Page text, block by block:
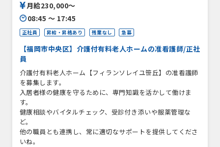
月給230,000〜
08:45 〜 17:45
正社員 昇給・昇格あり 残業なし 急募
【福岡市中央区】介護付有料老人ホームの准看護師/正社
員
介護付有料老人ホーム【フィランソレイユ笹丘】の准看護師
を募集します。
入居者様の健康を守るために、専門知識を活かして働けま
す。
健康相談やバイタルチェック、受診付き添いや服薬管理な
ど。
他の職員とも連携し、常に適切なサポートを提供してくださ
いね。